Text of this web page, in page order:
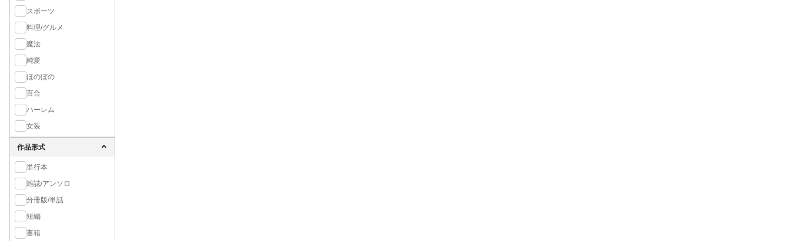
スポーツ
料理/グルメ
魔法
純愛
ほのぼの
百合
ハーレム
女装
作品形式
単行本
雑誌/アンソロ
分冊版/単話
短編
書籍